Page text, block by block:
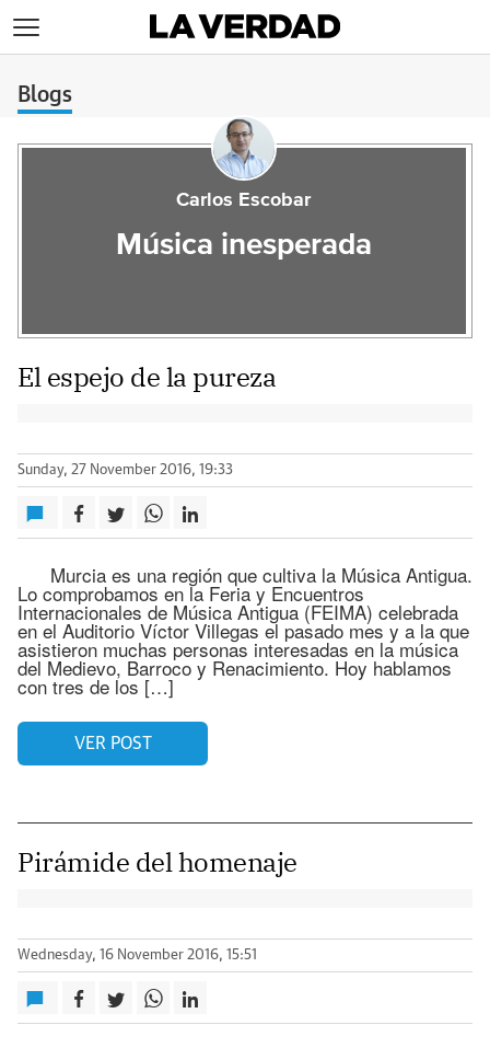
Blogs
Carlos Escobar
Música inesperada
El espejo de la pureza
Sunday, 27 November 2016, 19:33
Murcia es una región que cultiva la Música Antigua.
Lo comprobamos en la Feria y Encuentros
Internacionales de Música Antigua (FEIMA) celebrada
en el Auditorio Víctor Villegas el pasado mes y a la que
asistieron muchas personas interesadas en la música
del Medievo, Barroco y Renacimiento. Hoy hablamos
con tres de los […]
VER POST
Pirámide del homenaje
Wednesday, 16 November 2016, 15:51